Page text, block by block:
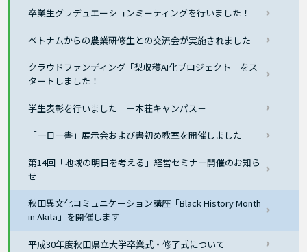
卒業生グラデュエーションミーティングを行いました！
ベトナムからの農業研修生との交流会が実施されました
クラウドファンディング「梨収穫AI化プロジェクト」をス
タートしました！
学生表彰を行いました －本荘キャンパス－
「一日一書」展示会および書初め教室を開催しました
第14回「地域の明日を考える」経営セミナー開催のお知ら
せ
秋田異文化コミュニケーション講座「Black History Month
in Akita」を開催します
平成30年度秋田県立大学卒業式・修了式について